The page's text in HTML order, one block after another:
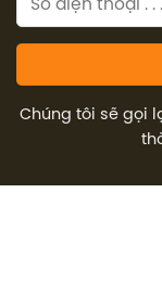
Chúng tôi sẽ gọi